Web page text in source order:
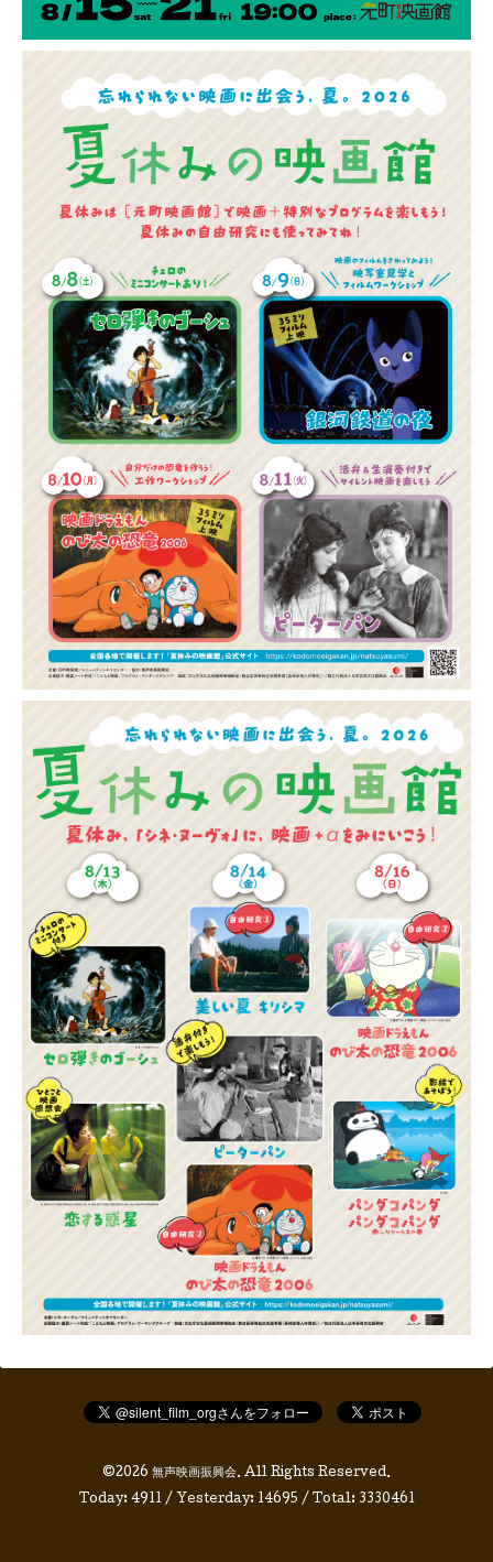
©2026 無声映画振興会. All Rights Reserved.
Today: 4911/ Yesterday: 14695 / Total: 3330461